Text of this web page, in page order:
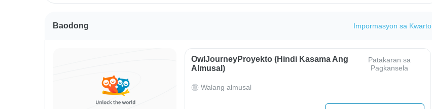
Baodong Impormasyon sa Kwarto
OwlJourneyProyekto (Hindi Kasama Ang
Almusal)
Patakaran sa
Pagkansela
Walang almusal